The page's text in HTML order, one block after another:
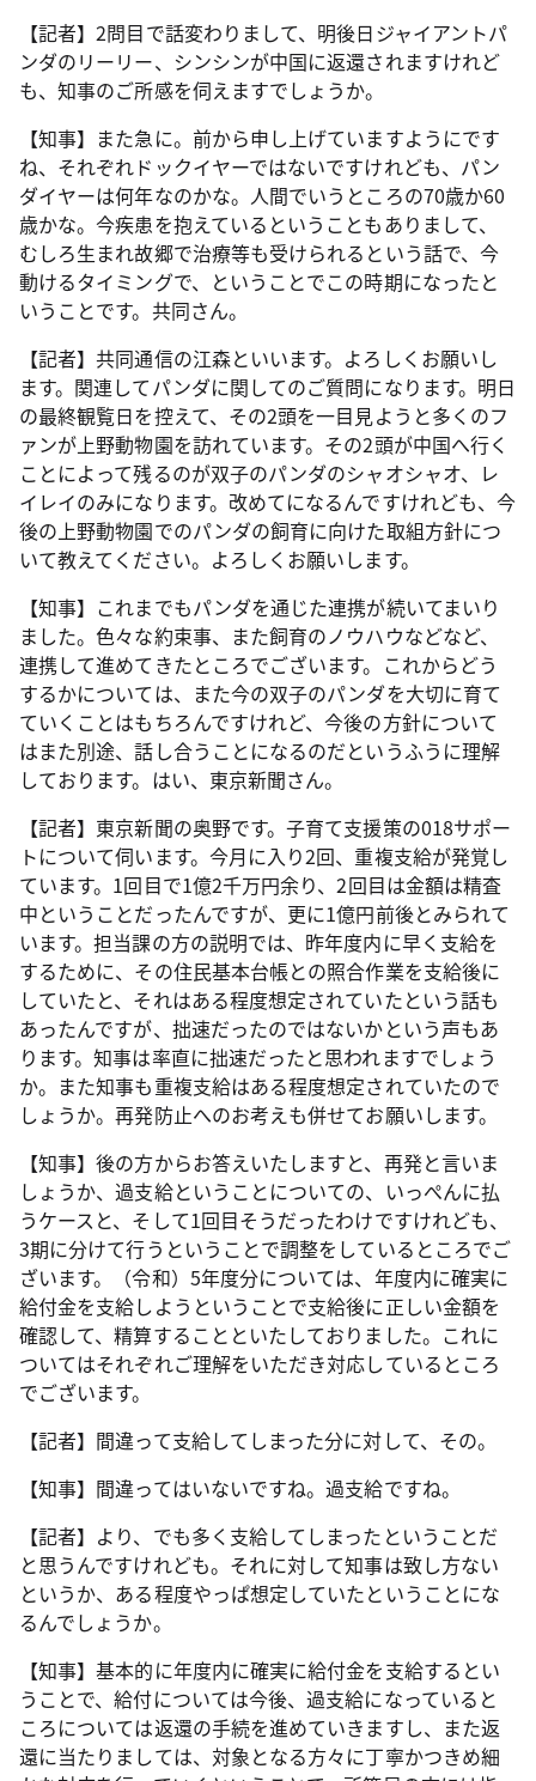
【記者】2問目で話変わりまして、明後日ジャイアントパ
ンダのリーリー、シンシンが中国に返還されますけれど
も、知事のご所感を伺えますでしょうか。
【知事】また急に。前から申し上げていますようにです
ね、それぞれドックイヤーではないですけれども、パン
ダイヤーは何年なのかな。人間でいうところの70歳か60
歳かな。今疾患を抱えているということもありまして、
むしろ生まれ故郷で治療等も受けられるという話で、今
動けるタイミングで、ということでこの時期になったと
いうことです。共同さん。
【記者】共同通信の江森といいます。よろしくお願いし
ます。関連してパンダに関してのご質問になります。明日
の最終観覧日を控えて、その2頭を一目見ようと多くのフ
ァンが上野動物園を訪れています。その2頭が中国へ行く
ことによって残るのが双子のパンダのシャオシャオ、レ
イレイのみになります。改めてになるんですけれども、今
後の上野動物園でのパンダの飼育に向けた取組方針につ
いて教えてください。よろしくお願いします。
【知事】これまでもパンダを通じた連携が続いてまいり
ました。色々な約束事、また飼育のノウハウなどなど、
連携して進めてきたところでございます。これからどう
するかについては、また今の双子のパンダを大切に育て
ていくことはもちろんですけれど、今後の方針について
はまた別途、話し合うことになるのだというふうに理解
しております。はい、東京新聞さん。
【記者】東京新聞の奥野です。子育て支援策の018サポー
トについて伺います。今月に入り2回、重複支給が発覚し
ています。1回目で1億2千万円余り、2回目は金額は精査
中ということだったんですが、更に1億円前後とみられて
います。担当課の方の説明では、昨年度内に早く支給を
するために、その住民基本台帳との照合作業を支給後に
していたと、それはある程度想定されていたという話も
あったんですが、拙速だったのではないかという声もあ
ります。知事は率直に拙速だったと思われますでしょう
か。また知事も重複支給はある程度想定されていたので
しょうか。再発防止へのお考えも併せてお願いします。
【知事】後の方からお答えいたしますと、再発と言いま
しょうか、過支給ということについての、いっぺんに払
うケースと、そして1回目そうだったわけですけれども、
3期に分けて行うということで調整をしているところでご
ざいます。（令和）5年度分については、年度内に確実に
給付金を支給しようということで支給後に正しい金額を
確認して、精算することといたしておりました。これに
ついてはそれぞれご理解をいただき対応しているところ
でございます。
【記者】間違って支給してしまった分に対して、その。
【知事】間違ってはいないですね。過支給ですね。
【記者】より、でも多く支給してしまったということだ
と思うんですけれども。それに対して知事は致し方ない
というか、ある程度やっぱ想定していたということにな
るんでしょうか。
【知事】基本的に年度内に確実に給付金を支給するとい
うことで、給付については今後、過支給になっていると
ころについては返還の手続を進めていきますし、また返
還に当たりましては、対象となる方々に丁寧かつきめ細